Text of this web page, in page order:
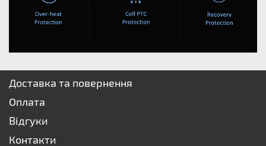
Доставка та повернення
Оплата
Відгуки
Контакти